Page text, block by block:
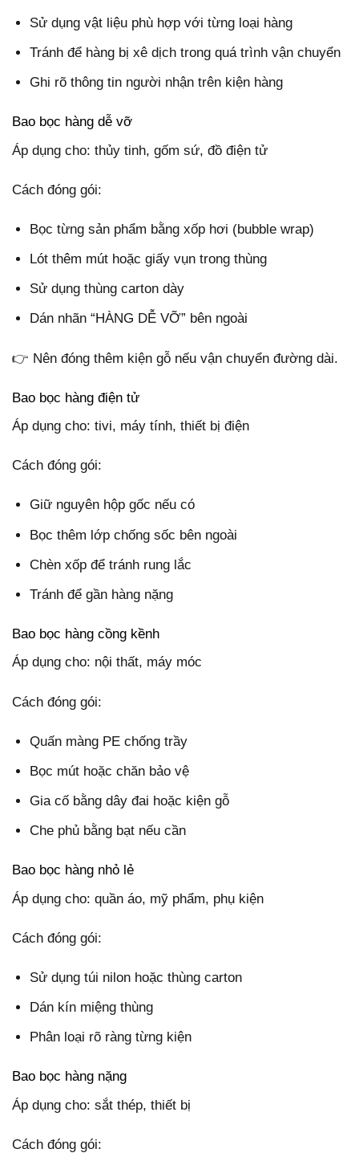
Sử dụng vật liệu phù hợp với từng loại hàng
Tránh để hàng bị xê dịch trong quá trình vận chuyển
Ghi rõ thông tin người nhận trên kiện hàng
Bao bọc hàng dễ vỡ
Áp dụng cho: thủy tinh, gốm sứ, đồ điện tử
Cách đóng gói:
Bọc từng sản phẩm bằng xốp hơi (bubble wrap)
Lót thêm mút hoặc giấy vụn trong thùng
Sử dụng thùng carton dày
Dán nhãn “HÀNG DỄ VỠ” bên ngoài
👉 Nên đóng thêm kiện gỗ nếu vận chuyển đường dài.
Bao bọc hàng điện tử
Áp dụng cho: tivi, máy tính, thiết bị điện
Cách đóng gói:
Giữ nguyên hộp gốc nếu có
Bọc thêm lớp chống sốc bên ngoài
Chèn xốp để tránh rung lắc
Tránh để gần hàng nặng
Bao bọc hàng cồng kềnh
Áp dụng cho: nội thất, máy móc
Cách đóng gói:
Quấn màng PE chống trầy
Bọc mút hoặc chăn bảo vệ
Gia cố bằng dây đai hoặc kiện gỗ
Che phủ bằng bạt nếu cần
Bao bọc hàng nhỏ lẻ
Áp dụng cho: quần áo, mỹ phẩm, phụ kiện
Cách đóng gói:
Sử dụng túi nilon hoặc thùng carton
Dán kín miệng thùng
Phân loại rõ ràng từng kiện
Bao bọc hàng nặng
Áp dụng cho: sắt thép, thiết bị
Cách đóng gói: